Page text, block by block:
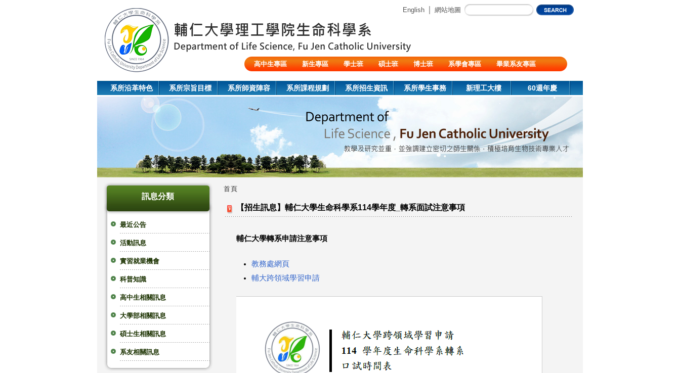
English 網站地圖
高中生專區 新生專區 學士班 碩士班 博士班 系學會專區
畢業系友專區
系所沿革特色 系所宗旨目標 系所師資陣容 系所課程規劃 系所招生資訊 系所學生事務 新理工大樓 60週年慶
訊息分類
最近公告
活動訊息
實習就業機會
科普知識
高中生相關訊息
大學部相關訊息
碩士生相關訊息
系友相關訊息
您
首頁
【招生訊息】輔仁大學生命科學系114學年度_轉系面試注意事項
輔仁大學轉系申請注意事項
教務處網頁
輔大跨領域學習申請